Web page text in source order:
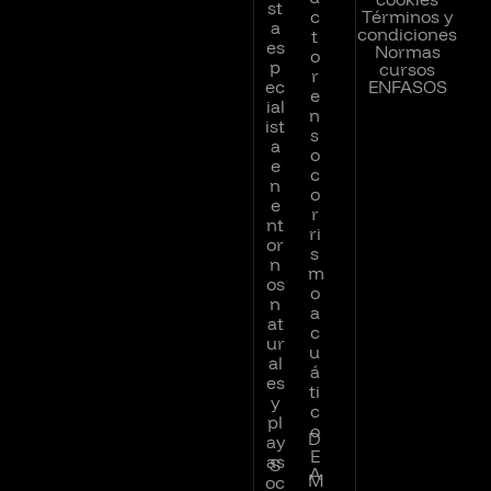
st
a
es
p
ec
ial
ist
a
e
n
e
nt
or
n
os
n
at
ur
al
es
y
pl
ay
as
S
oc
c
t
o
r
e
n
s
o
c
o
r
ri
s
m
o
a
c
u
á
ti
c
o
D
E
A
M
Términos y
condiciones
Normas
cursos
ENFASOS